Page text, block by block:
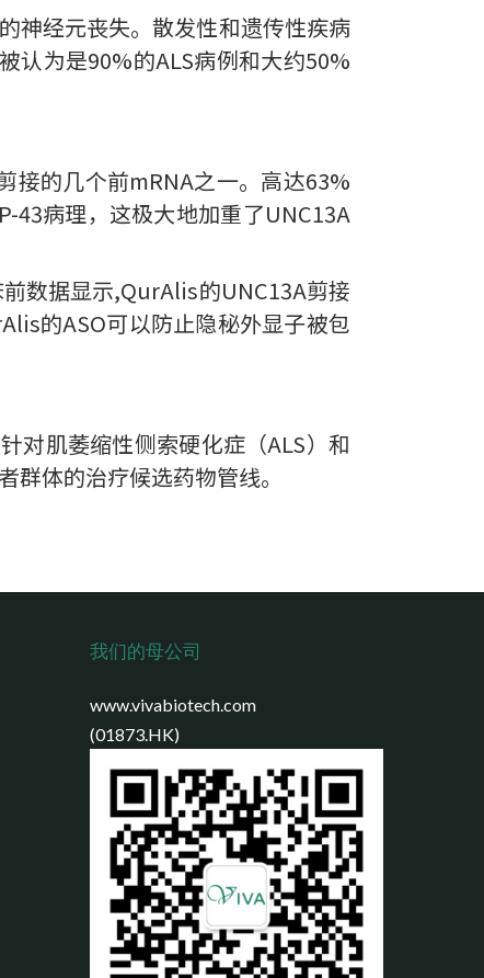
神经元丧失。散发性和遗传性疾病
认为是90%的ALS病例和大约50%
接的几个前mRNA之一。高达63%
43病理，这极大地加重了UNC13A
数据显示,QurAlis的UNC13A剪接
的ASO可以防止隐秘外显子被包
对肌萎缩性侧索硬化症（ALS）和
体的治疗候选药物管线。
我们的母公司
www.vivabiotech.com
(01873.HK)